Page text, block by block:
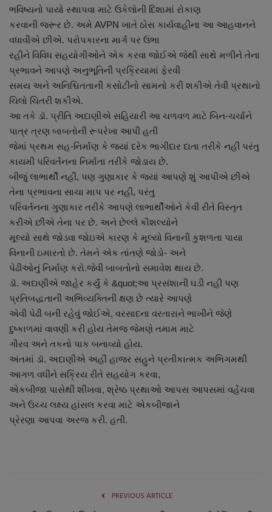
ભવિષ્યનો પાયો સ્થાપવા માટે ઉકેલોની દિશામાં રોકાણ
કરવાની જરૂર છે. અમે AVPN ખાતે ઠોસ કાર્યવાહીના આ આહવાનને
વધાવીએ છીએ. પરોપકારના માર્ગ પર ઉભા
રહીને વિવિધ સહયોગીઓને એક કરવા જોઈએ જેથી સાથે મળીને તેના
પ્રભાવને આપણે અનુભૂતિની પ્રક્રિયામાં ફેરવી
સમય અને અનિશ્ચિતતાની કસોટીનો સામનો કરી શકીએ તેવી પ્રથાનો
ચિલો ચિતરી શકીએ.
આ તકે ડૉ. પ્રીતિ અદાણીએ સહિયારી આ ચળવળ માટે બિન-ચર્ચાને
પાત્ર ત્રણ બાબતોની રૂપરેખા આપી હતી
જેમાં પ્રથમ સહ-નિર્માણ કે જ્યાં દરેક ભાગીદાર દાતા તરીકે નહીં પરંતુ
કાયમી પરિવર્તનના નિર્માતા તરીકે જોડાય છે.
બીજું લાભાર્થી નહીં, પણ ગુણાકાર કે જ્યાં આપણે શું આપીએ છીએ
તેના પ્રભાવના સાચા માપ પર નહી, પરંતુ
પરિવર્તનના ગુણાકાર તરીકે આપણે લાભાર્થીઓને કેવી રીતે વિસ્તૃત
કરીએ છીએ તેના પર છે. અને છેલ્લે કૌશલ્યોને
મૂલ્યો સાથે જોડવા જોઇએ કારણ કે મૂલ્યો વિનાની કુશળતા પાયા
વિનાની ઇમારતો છે. તેમને એક તાંતણે જોડો- અને
પેઢીઓનું નિર્માણ કરો.જેવી બાબતોનો સમાવેશ થાય છે.
ડૉ. અદાણીએ જાહેર કર્યું કે &quot;આ પ્રસંશાની ઘડી નહી પણ
પ્રતિબદ્ધતાની અભિવ્યક્તિની ક્ષણ છે ત્યારે આપણે
એવી પેઢી બની રહેવું જોઈએ, વરસાદના વરતારાને ભાખીને જેણે
દુષ્કાળમાં વાવણી કરી હોય તેમજ જેમણે તમામ માટે
ગૌરવ અને તકનો પાક બનાવ્યો હોય.
અંતમાં ડૉ. અદાણીએ અહીં હાજર સહુને પ્રતીકાત્મક અભિગમથી
આગળ વધીને સક્રિય રીતે સહયોગ કરવા,
એકબીજા પાસેથી શીખવા, શ્રેષ્ઠ પ્રથાઓ આપસ આપસમાં વહેંચવા
અને ઉચ્ચ લક્ષ્ય હાંસલ કરવા માટે એકબીજાને
પ્રેરણા આપવા અરજ કરી. હતી.
PREVIOUS ARTICLE